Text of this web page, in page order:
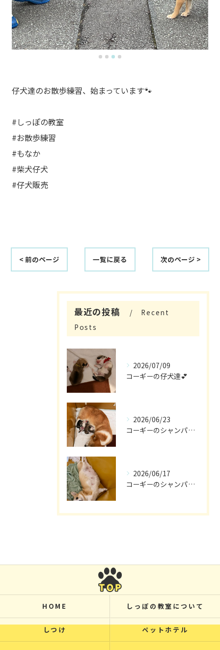
仔犬達のお散歩練習、始まっています🐾
#しっぽの教室
#お散歩練習
#もなか
#柴犬仔犬
#仔犬販売
< 前のページ 一覧に戻る 次のページ >
最近の投稿
Recent
Posts
2026/07/09
コーギーの仔犬達💕
2026/06/23
コーギーのシャンパン🎵
2026/06/17
コーギーのシャンパン🥂
HOME しっぽの教室について
しつけ ペットホテル